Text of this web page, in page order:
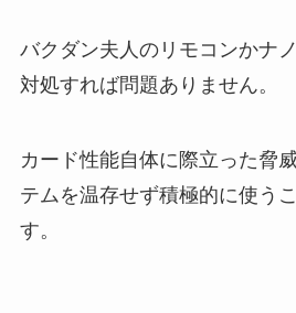
バクダン夫人のリモコンかナ
対処すれば問題ありません。
カード性能自体に際立った脅
テムを温存せず積極的に使う
す。